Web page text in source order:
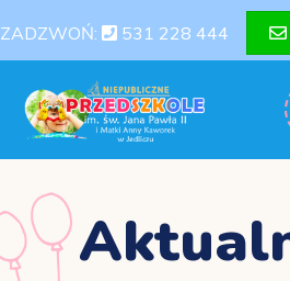
ZADZWOŃ: 531 228 444